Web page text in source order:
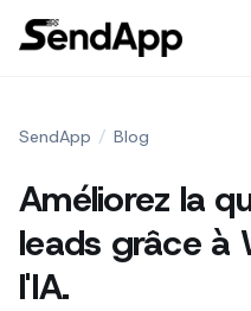
SendApp / Blog
Améliorez la
leads grâce à
l'IA.